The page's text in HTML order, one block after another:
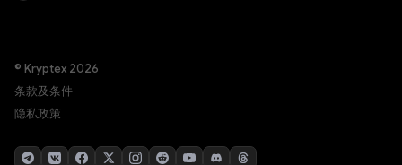
© Kryptex 2026
条款及条件
隐私政策